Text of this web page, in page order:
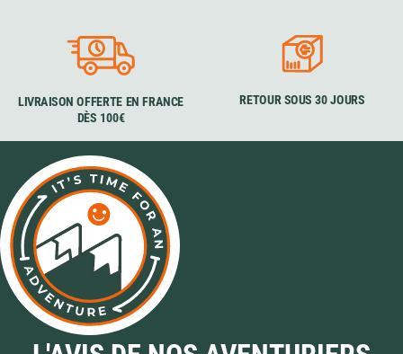
LIVRAISON OFFERTE EN FRANCE
DÈS 100€
RETOUR SOUS 30 JOURS